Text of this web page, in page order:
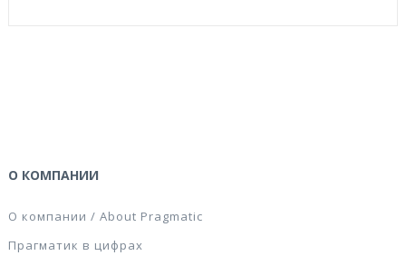
О КОМПАНИИ
О компании / About Pragmatic
Прагматик в цифрах